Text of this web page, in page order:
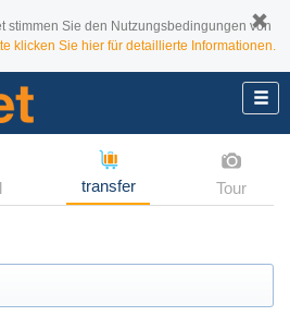
stimmen Sie den Nutzungsbedingungen von
klicken Sie hier für detaillierte Informationen.
transfer Tour